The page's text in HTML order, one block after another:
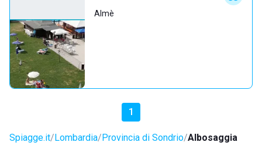
Almè
1
Spiagge.it Lombardia Provincia di Sondrio Albosaggia